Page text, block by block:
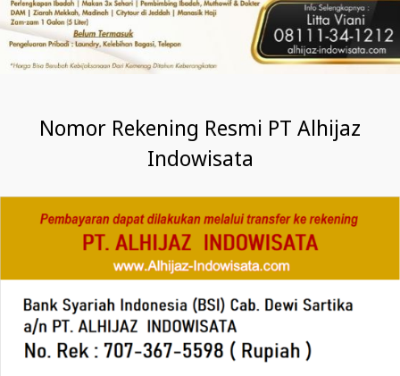
Nomor Rekening Resmi PT Alhijaz
Indowisata